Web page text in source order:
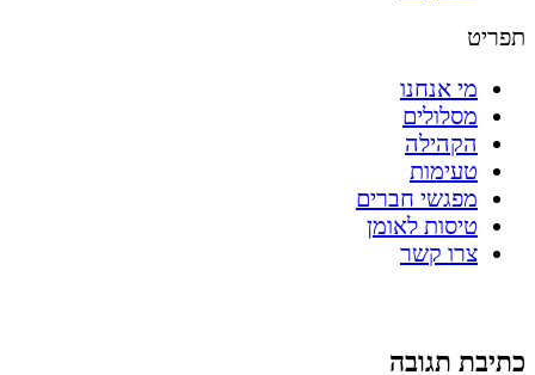
תפריט
מי אנחנו
מסלולים
הקהילה
טעימות
מפגשי חברים
טיסות לאומן
צרו קשר
כתיבת תגובה